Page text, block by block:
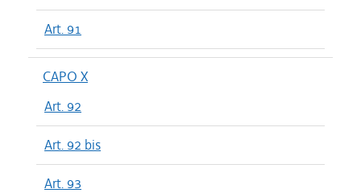
Art. 91
CAPO X
Art. 92
Art. 92 bis
Art. 93